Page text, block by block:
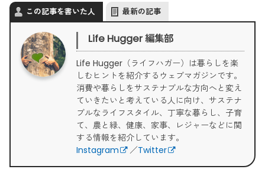
この記事を書いた人 最新の記事
Life Hugger 編集部
Life Hugger（ライフハガー）は暮らしを楽
しむヒントを紹介するウェブマガジンです。
消費や暮らしをサステナブルな方向へと変え
ていきたいと考えている人に向け、サステナ
ブルなライフスタイル、丁寧な暮らし、子育
て、農と緑、健康、家事、レジャーなどに関
する情報を紹介しています。
Instagram
／Twitter